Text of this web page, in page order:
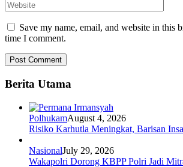
Save my name, email, and website in this
time I comment.
Berita Utama
PolhukamAugust 4, 2026
Risiko Karhutla Meningkat, Barisan
NasionalJuly 29, 2026
Wakapolri Dorong KBPP Polri Jadi